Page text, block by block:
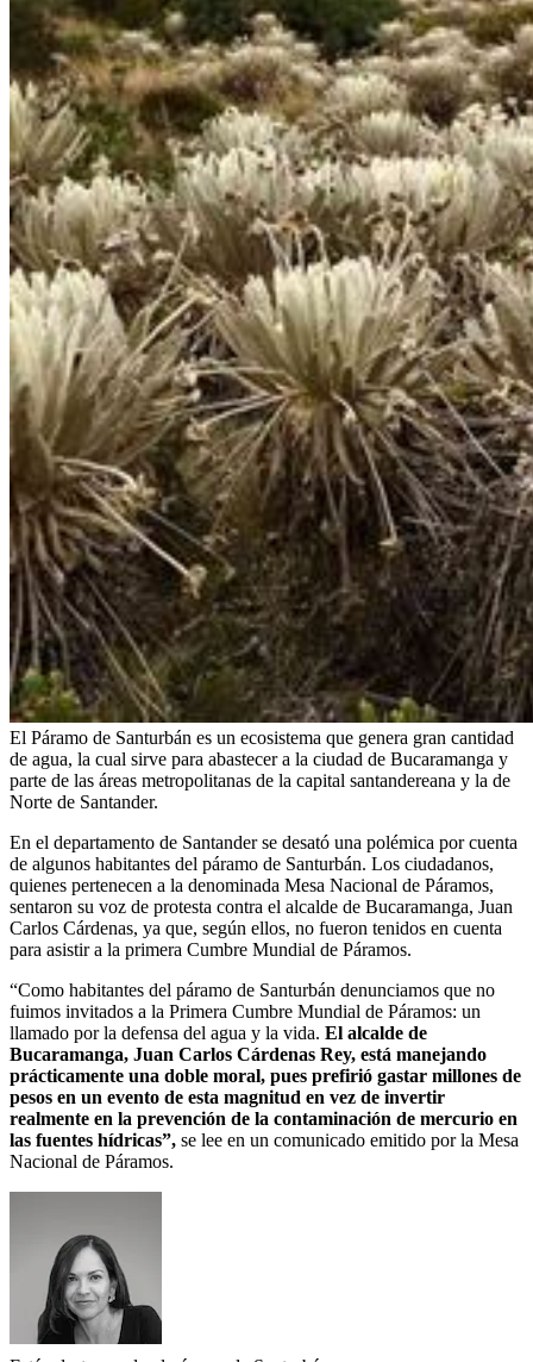
El Páramo de Santurbán es un ecosistema que genera gran cantidad
de agua, la cual sirve para abastecer a la ciudad de Bucaramanga y
parte de las áreas metropolitanas de la capital santandereana y la de
Norte de Santander.
En el departamento de Santander se desató una polémica por cuenta
de algunos habitantes del páramo de Santurbán. Los ciudadanos,
quienes pertenecen a la denominada Mesa Nacional de Páramos,
sentaron su voz de protesta contra el alcalde de Bucaramanga, Juan
Carlos Cárdenas, ya que, según ellos, no fueron tenidos en cuenta
para asistir a la primera Cumbre Mundial de Páramos.
“Como habitantes del páramo de Santurbán denunciamos que no
fuimos invitados a la Primera Cumbre Mundial de Páramos: un
llamado por la defensa del agua y la vida. El alcalde de
Bucaramanga, Juan Carlos Cárdenas Rey, está manejando
prácticamente una doble moral, pues prefirió gastar millones de
pesos en un evento de esta magnitud en vez de invertir
realmente en la prevención de la contaminación de mercurio en
las fuentes hídricas”, se lee en un comunicado emitido por la Mesa
Nacional de Páramos.